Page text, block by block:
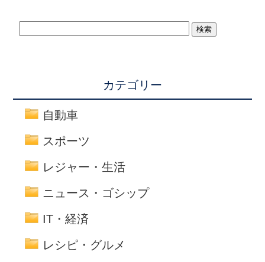
カテゴリー
自動車
スポーツ
レジャー・生活
ニュース・ゴシップ
IT・経済
レシピ・グルメ